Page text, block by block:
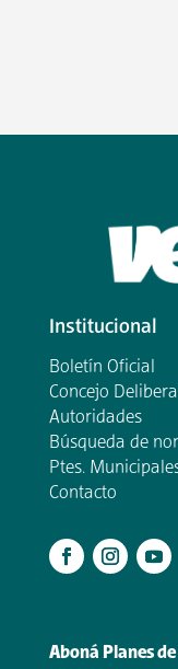
Institucional
Boletín Oficial
Concejo
Autoridades
Búsqueda de
Ptes.
Contacto
Aboná Planes